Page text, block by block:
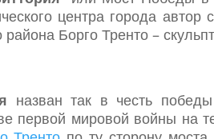
центра города автор
Борго Тренто –
назван так в честь
первой мировой войны на